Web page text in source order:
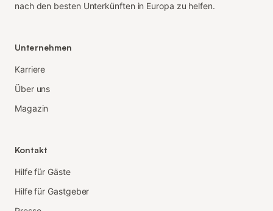
nach den besten Unterkünften in Europa zu helfen.
Unternehmen
Karriere
Über uns
Magazin
Kontakt
Hilfe für Gäste
Hilfe für Gastgeber